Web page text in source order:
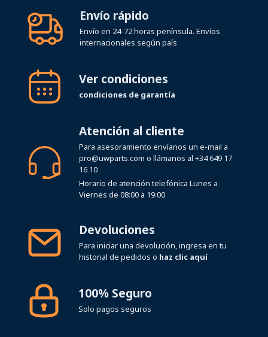
Envío rápido
Envío en 24-72 horas península. Envíos
internacionales según país
Ver condiciones
condiciones de garantía
Atención al cliente
Para asesoramiento envíanos un e-mail a
pro@uwparts.com o llámanos al +34 649 17
16 10
Horario de atención telefónica Lunes a
Viernes de 08:00 a 19:00
Devoluciones
Para iniciar una devolución, ingresa en tu
historial de pedidos o haz clic aquí
100% Seguro
Solo pagos seguros